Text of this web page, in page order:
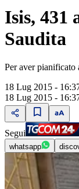
Isis, 431
Saudita
Per aver pianificato
18 Lug 2015 -
18 Lug 2015 -
Segui
whatsapp